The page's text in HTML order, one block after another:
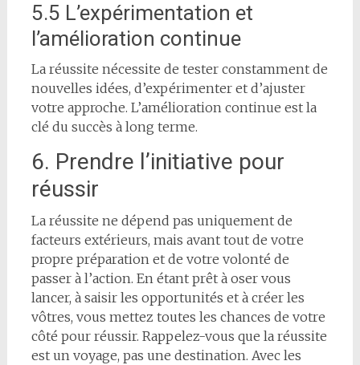
5.5 L’expérimentation et
l’amélioration continue
La réussite nécessite de tester constamment de
nouvelles idées, d’expérimenter et d’ajuster
votre approche. L’amélioration continue est la
clé du succès à long terme.
6. Prendre l’initiative pour
réussir
La réussite ne dépend pas uniquement de
facteurs extérieurs, mais avant tout de votre
propre préparation et de votre volonté de
passer à l’action. En étant prêt à oser vous
lancer, à saisir les opportunités et à créer les
vôtres, vous mettez toutes les chances de votre
côté pour réussir. Rappelez-vous que la réussite
est un voyage, pas une destination. Avec les